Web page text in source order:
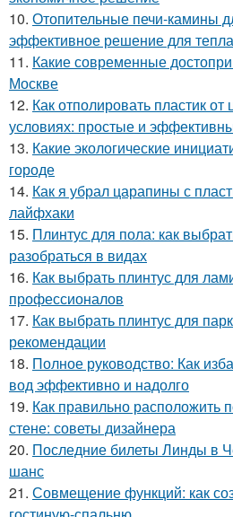
10. Отопительные печи-камины
эффективное решение для тепла
11. Какие современные
Москве
12. Как отполировать пластик
условиях: простые и
13. Какие экологические
городе
14. Как я убрал царапины с
лайфхаки
15. Плинтус для пола: как
разобраться в видах
16. Как выбрать плинтус для
профессионалов
17. Как выбрать плинтус для
рекомендации
18. Полное руководство: Как
вод эффективно и надолго
19. Как правильно расположить
стене: советы дизайнера
20. Последние билеты Линды в
шанс
21. Совмещение функций: как